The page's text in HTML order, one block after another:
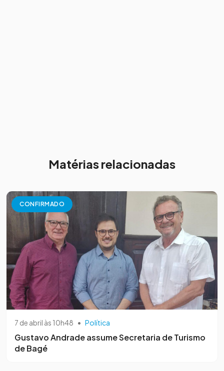
Matérias relacionadas
CONFIRMADO
7 de abril às 10h48 • Política
Gustavo Andrade assume Secretaria de Turismo
de Bagé